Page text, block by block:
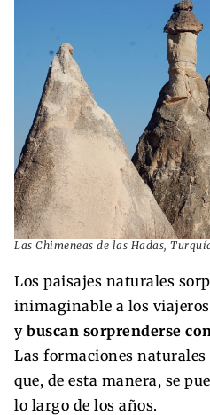
Las Chimeneas de las Hadas,
Los paisajes naturales
inimaginable a los
y buscan sorprenderse
Las formaciones naturales
que, de esta manera, se
lo largo de los años.